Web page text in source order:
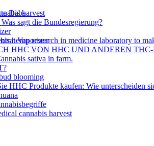
Dabs
Vaporizer
sagt die Bundesregierung?
HHC VON HHC UND ANDEREN
HHC Produkte kaufen: Wie unterscheiden